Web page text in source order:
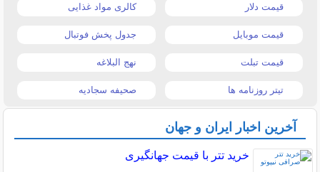
قیمت دلار کالری مواد غذایی
قیمت موبایل جدول پخش فوتبال
قیمت تبلت نهج البلاغه
تیتر روزنامه ها صحیفه سجادیه
آخرین اخبار ایران و جهان
خرید تتر با قیمت جهانگیری